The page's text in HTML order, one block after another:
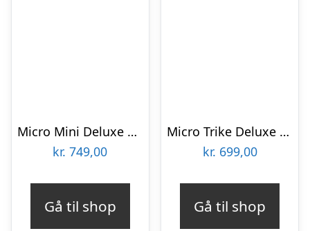
Micro Mini Deluxe LED – Rød – MMD052
kr. 749,00
Gå til shop
Micro Trike Deluxe – Guld – TR0006
kr. 699,00
Gå til shop